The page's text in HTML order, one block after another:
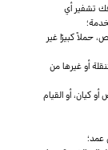
تشفير أي
حملاً كبيرًا غير
أو غيرها من
أو القيام
عمد؛